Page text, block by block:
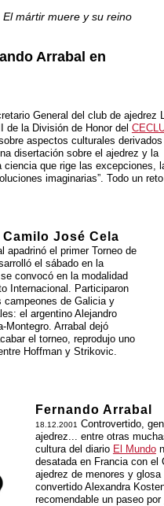
mártir muere y su reino
Arrabal en
General del club de ajedrez
de la División de Honor del
aspectos culturales
disertación sobre el ajedrez y la
ciencia que rige las excepciones,
imaginarias”. Todo un
José Cela
apadrinó el primer Torneo de
el sábado en la
convocó en la modalidad
Internacional. Participaron
campeones de Galicia y
el argentino Alejandro
Montegro. Arrabal dejó
el torneo, reprodujo uno
Hoffman y Strikovic.
Fernando Arrabal
18.12.2001 Controvertido,
ajedrez... entre otras
cultura del diario El Mundo
desatada en Francia con el
ajedrez de menores y
convertido Alexandra
recomendable un paseo por